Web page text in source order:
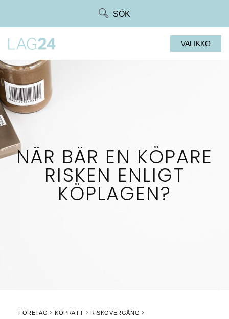
SÖK
VALIKKO
NÄR BÄR EN KÖPARE
RISKEN ENLIGT
KÖPLAGEN?
FÖRETAG KÖPRÄTT RISKÖVERGÅNG